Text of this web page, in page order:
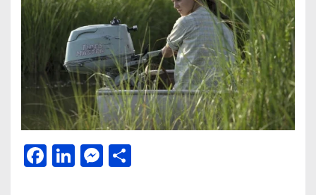
Facebook
LinkedIn
Messenger